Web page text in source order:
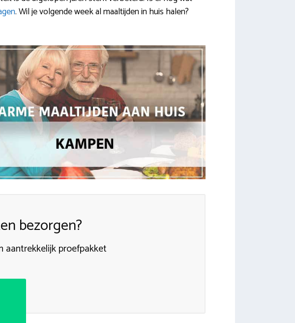
. Wil je volgende week al maaltijden in huis halen?
bezorgen?
aantrekkelijk proefpakket